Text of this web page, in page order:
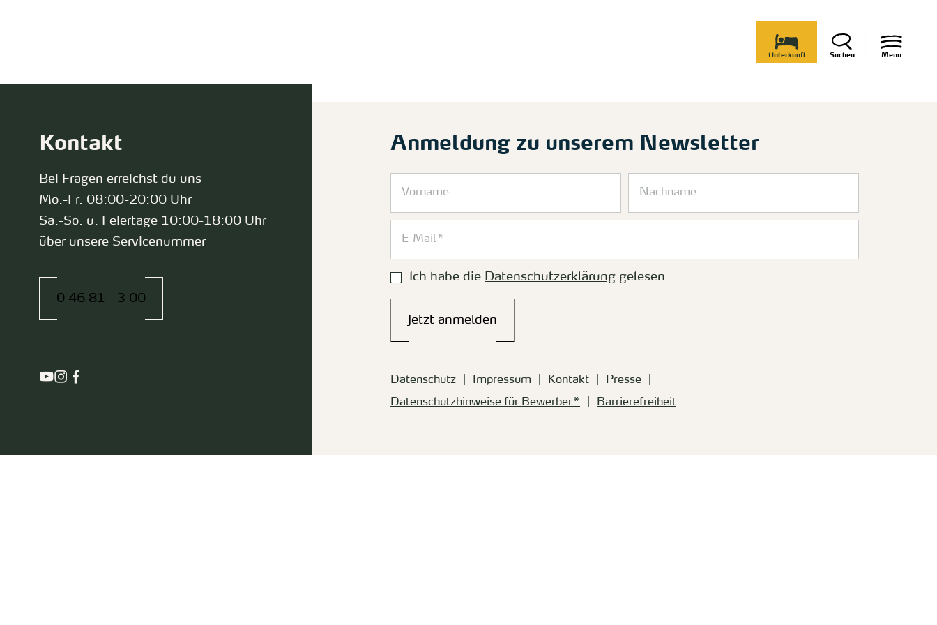
Menü
Suchen
Unterkunft
Anmeldung zu unserem Newsletter
Ich habe die Datenschutzerklärung gelesen.
Jetzt anmelden
Datenschutz Impressum Kontakt
Presse
Datenschutzhinweise für Bewerber*
Barrierefreiheit
Kontakt
Bei Fragen erreichst du uns
Mo.-Fr. 08:00-20:00 Uhr
Sa.-So. u. Feiertage 10:00-18:00 Uhr
über unsere Servicenummer
0 46 81 - 3 00